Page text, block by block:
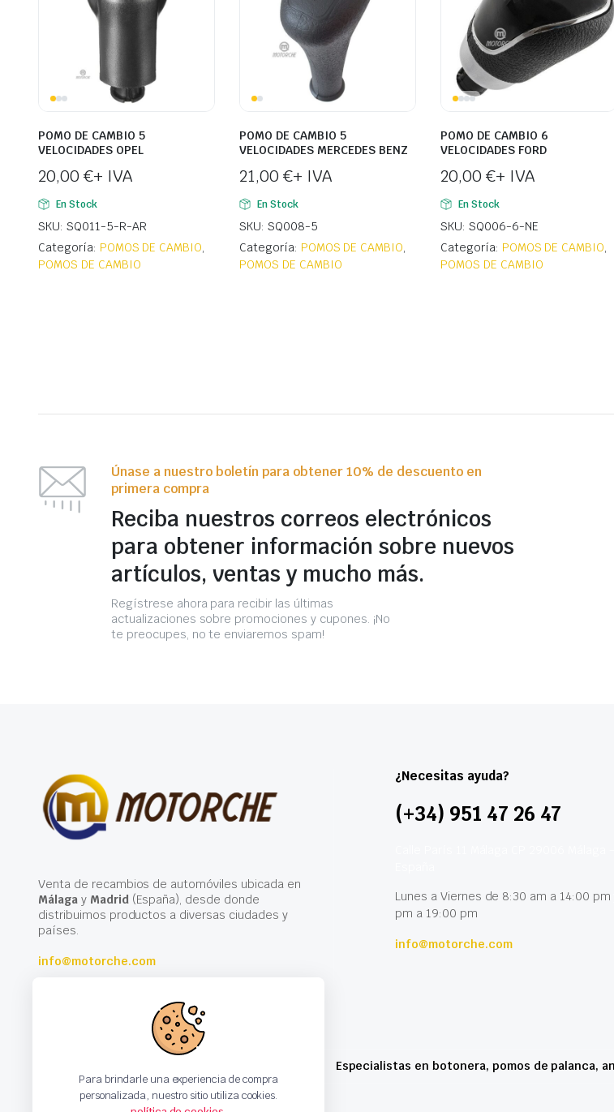
POMO DE CAMBIO 5
VELOCIDADES OPEL
20,00 €+ IVA
En Stock
SKU: SQ011-5-R-AR
Categoría: POMOS DE CAMBIO,
POMOS DE CAMBIO
POMO DE CAMBIO 5
VELOCIDADES MERCEDES BENZ
21,00 €+ IVA
En Stock
SKU: SQ008-5
Categoría: POMOS DE CAMBIO,
POMOS DE CAMBIO
POMO DE CAMBIO 6
VELOCIDADES FORD
20,00 €+ IVA
En Stock
SKU: SQ006-6-NE
Categoría: POMOS DE CAMBIO,
POMOS DE CAMBIO
Únase a nuestro boletín para obtener 10% de descuento en
primera compra
Reciba nuestros correos electrónicos
para obtener información sobre nuevos
artículos, ventas y mucho más.
Regístrese ahora para recibir las últimas
actualizaciones sobre promociones y cupones. ¡No
te preocupes, no te enviaremos spam!
Venta de recambios de automóviles ubicada en
Málagay Madrid(España), desde donde
distribuimos productos a diversas ciudades y
países.
info@motorche.com
¿Necesitas ayuda?
(+34) 951 47 26 47
Lunes a Viernes de 8:30 am a 14:00 pm
pm a 19:00 pm
info@motorche.com
Especialistas en botonera, pomos de palanca,
Para brindarle una experiencia de compra
personalizada, nuestro sitio utiliza cookies.